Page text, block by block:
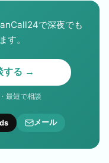
で深夜でも
す。
する →
最短で相談
メール